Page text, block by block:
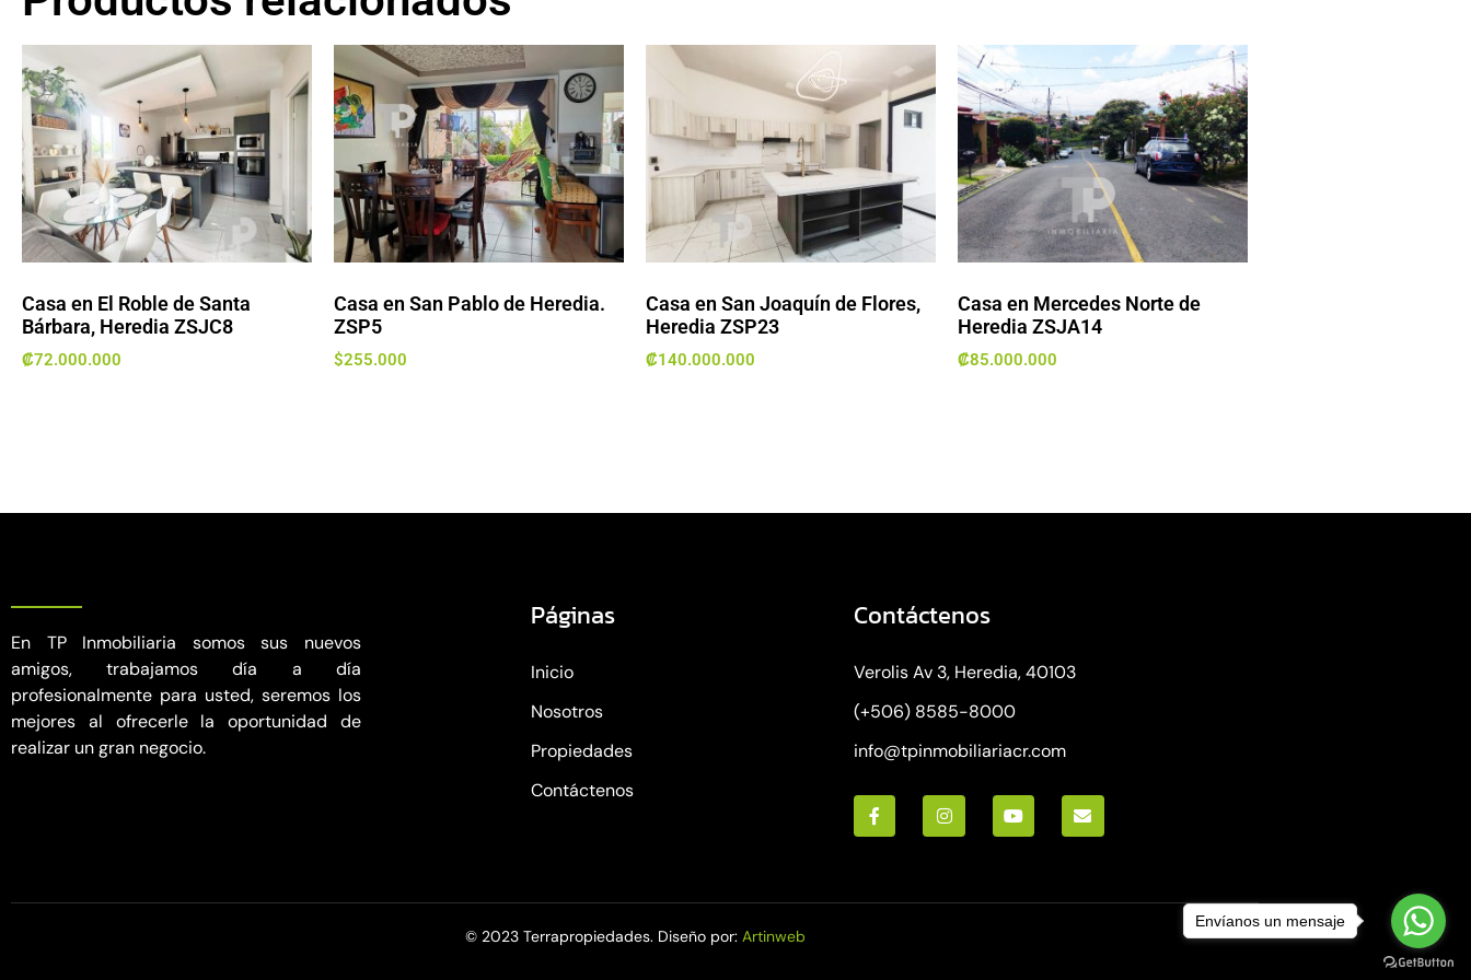
Casa en El Roble de Santa
Bárbara, Heredia ZSJC8
₡72.000.000
Casa en San Pablo de Heredia.
ZSP5
$255.000
Casa en San Joaquín de Flores,
Heredia ZSP23
₡140.000.000
Casa en Mercedes Norte de
Heredia ZSJA14
₡85.000.000
En TP Inmobiliaria somos sus nuevos
amigos, trabajamos día a día
profesionalmente para usted, seremos los
mejores al ofrecerle la oportunidad de
realizar un gran negocio.
Páginas
Inicio
Nosotros
Propiedades
Contáctenos
Contáctenos
Verolis Av 3, Heredia, 40103
(+506) 8585-8000
info@tpinmobiliariacr.com
© 2023 Terrapropiedades. Diseño por: Artinweb
Envíanos un mensaje